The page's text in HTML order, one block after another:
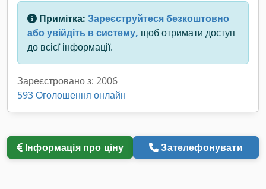
Примітка: Зареєструйтеся безкоштовно
або увійдіть в систему, щоб отримати доступ
до всієї інформації.
Зареєстровано з: 2006
593 Оголошення онлайн
Інформація про ціну Зателефонувати